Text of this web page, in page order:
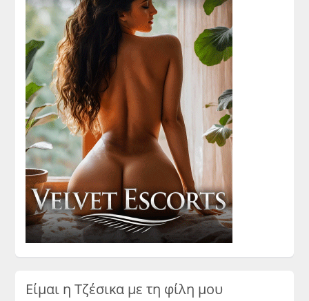
Είμαι η Τζέσικα με τη φίλη μου